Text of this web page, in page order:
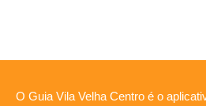
O Guia Vila Velha Centro é o